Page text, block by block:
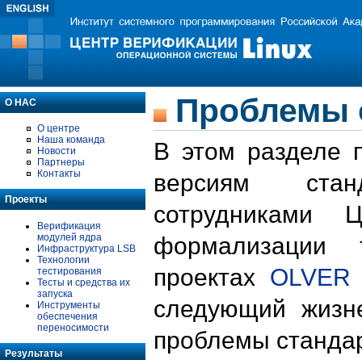
О НАС
О центре
Наша команда
Новости
Партнеры
Контакты
Проекты
Верификация
модулей ядра
Инфраструктура LSB
Технологии
тестирования
Тесты и средства их
запуска
Инструменты
обеспечения
переносимости
Результаты
Проблемы
В этом разделе
версиям
формализации
проектах OLVER
следующий
проблемы